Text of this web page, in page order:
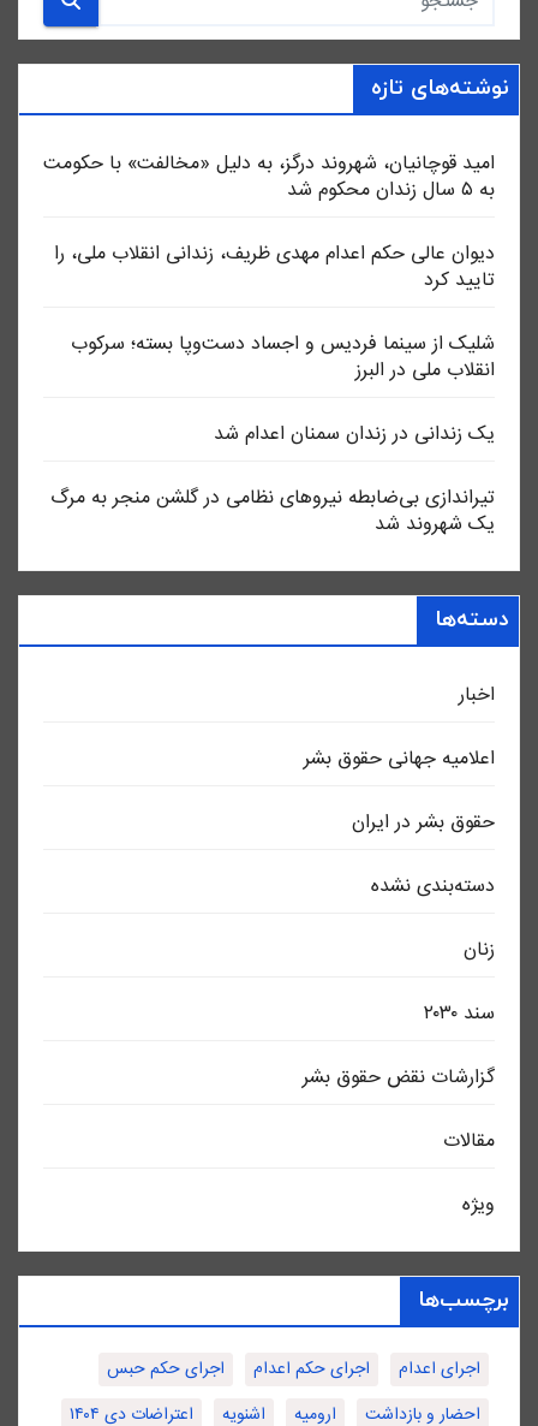
نوشته‌های تازه
امید قوچانیان، شهروند درگز، به دلیل «مخالفت» با حکومت
به ۵ سال زندان محکوم شد
دیوان عالی حکم اعدام مهدی ظریف، زندانی انقلاب ملی، را
تایید کرد
شلیک از سینما فردیس و اجساد دست‌وپا بسته؛ سرکوب
انقلاب ملی در البرز
یک زندانی در زندان سمنان اعدام شد
تیراندازی بی‌ضابطه نیروهای نظامی در گلشن منجر به مرگ
یک شهروند شد
دسته‌ها
اخبار
اعلاميه جهانی حقوق بشر
حقوق بشر در ایران
دسته‌بندی نشده
زنان
سند ٢٠٣٠
گزارشات نقض حقوق بشر
مقالات
ویژه
برچسب‌ها
اجرای اعدام اجرای حکم اعدام
اجرای حکم حبس
احضار و بازداشت
ارومیه اشنویه اعتراضات دی ۱۴۰۴